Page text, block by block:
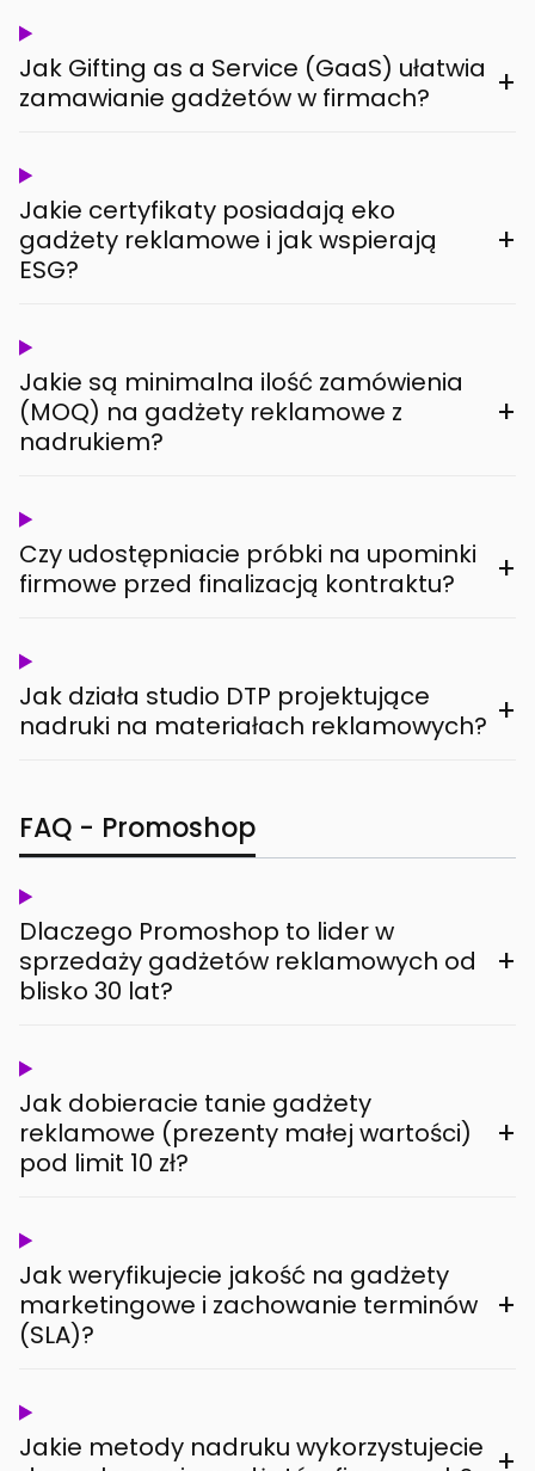
Jak Gifting as a Service (GaaS) ułatwia
zamawianie gadżetów w firmach?
+
Jakie certyfikaty posiadają eko
gadżety reklamowe i jak wspierają
ESG?
+
Jakie są minimalna ilość zamówienia
(MOQ) na gadżety reklamowe z
nadrukiem?
+
Czy udostępniacie próbki na upominki
firmowe przed finalizacją kontraktu?
+
Jak działa studio DTP projektujące
nadruki na materiałach reklamowych? +
FAQ - Promoshop
Dlaczego Promoshop to lider w
sprzedaży gadżetów reklamowych od
blisko 30 lat?
+
Jak dobieracie tanie gadżety
reklamowe (prezenty małej wartości)
pod limit 10 zł?
+
Jak weryfikujecie jakość na gadżety
marketingowe i zachowanie terminów
(SLA)?
+
Jakie metody nadruku wykorzystujecie +